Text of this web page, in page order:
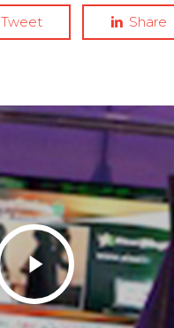
Tweet Share
Play
Video